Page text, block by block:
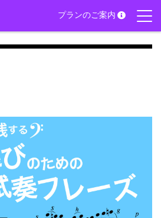
プランのご案内